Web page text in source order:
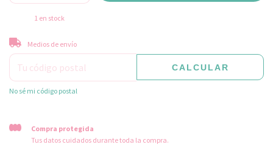
1 en stock
Entregas para el CP:
Medios de envío
CALCULAR
No sé mi código postal
Compra protegida
Tus datos cuidados durante toda la compra.